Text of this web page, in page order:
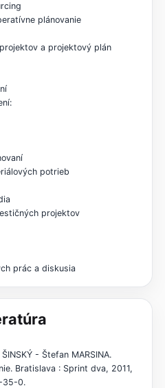
plánovanie
a projektový plán
potrieb
projektov
prác a diskusia
- Štefan MARSINA.
Bratislava : Sprint dva, 2011,
35-0.